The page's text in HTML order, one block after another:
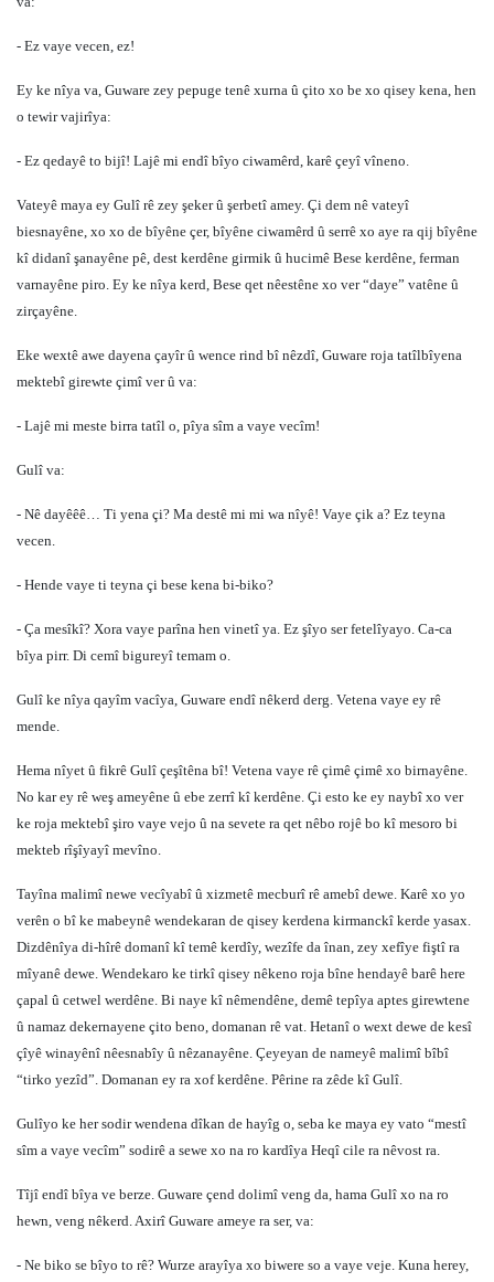
- Ez vaye vecen, ez!
Ey ke nîya va, Guware zey pepuge tenê xurna û çito xo be xo qisey kena, hen
o tewir vajirîya:
- Ez qedayê to bijî! Lajê mi endî bîyo ciwamêrd, karê çeyî vîneno.
Vateyê maya ey Gulî rê zey şeker û şerbetî amey. Çi dem nê vateyî
biesnayêne, xo xo de bîyêne çer, bîyêne ciwamêrd û serrê xo aye ra qij bîyêne
kî didanî şanayêne pê, dest kerdêne girmik û hucimê Bese kerdêne, ferman
varnayêne piro. Ey ke nîya kerd, Bese qet nêestêne xo ver “daye” vatêne û
zirçayêne.
Eke wextê awe dayena çayîr û wence rind bî nêzdî, Guware roja tatîlbîyena
mektebî girewte çimî ver û va:
- Lajê mi meste birra tatîl o, pîya sîm a vaye vecîm!
Gulî va:
- Nê dayêêê… Ti yena çi? Ma destê mi mi wa nîyê! Vaye çik a? Ez teyna
vecen.
- Hende vaye ti teyna çi bese kena bi-biko?
- Ça mesîkî? Xora vaye parîna hen vinetî ya. Ez şîyo ser fetelîyayo. Ca-ca
bîya pirr. Di cemî bigureyî temam o.
Gulî ke nîya qayîm vacîya, Guware endî nêkerd derg. Vetena vaye ey rê
mende.
Hema nîyet û fikrê Gulî çeşîtêna bî! Vetena vaye rê çimê çimê xo birnayêne.
No kar ey rê weş ameyêne û ebe zerrî kî kerdêne. Çi esto ke ey naybî xo ver
ke roja mektebî şiro vaye vejo û na sevete ra qet nêbo rojê bo kî mesoro bi
mekteb rîşîyayî mevîno.
Tayîna malimî newe vecîyabî û xizmetê mecburî rê amebî dewe. Karê xo yo
verên o bî ke mabeynê wendekaran de qisey kerdena kirmanckî kerde yasax.
Dizdênîya di-hîrê domanî kî temê kerdîy, wezîfe da înan, zey xefîye fiştî ra
mîyanê dewe. Wendekaro ke tirkî qisey nêkeno roja bîne hendayê barê here
çapal û cetwel werdêne. Bi naye kî nêmendêne, demê tepîya aptes girewtene
û namaz dekernayene çito beno, domanan rê vat. Hetanî o wext dewe de kesî
çîyê winayênî nêesnabîy û nêzanayêne. Çeyeyan de nameyê malimî bîbî
“tirko yezîd”. Domanan ey ra xof kerdêne. Pêrine ra zêde kî Gulî.
Gulîyo ke her sodir wendena dîkan de hayîg o, seba ke maya ey vato “mestî
sîm a vaye vecîm” sodirê a sewe xo na ro kardîya Heqî cile ra nêvost ra.
Tîjî endî bîya ve berze. Guware çend dolimî veng da, hama Gulî xo na ro
hewn, veng nêkerd. Axirî Guware ameye ra ser, va:
- Ne biko se bîyo to rê? Wurze arayîya xo biwere so a vaye veje. Kuna herey,